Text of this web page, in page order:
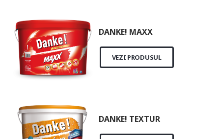
DANKE! MAXX
VEZI PRODUSUL
DANKE! TEXTUR